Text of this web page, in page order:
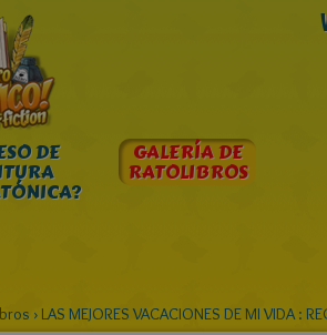
DE GALERÍA DE
RATOLIBROS
› LAS MEJORES VACACIONES DE MI VIDA :